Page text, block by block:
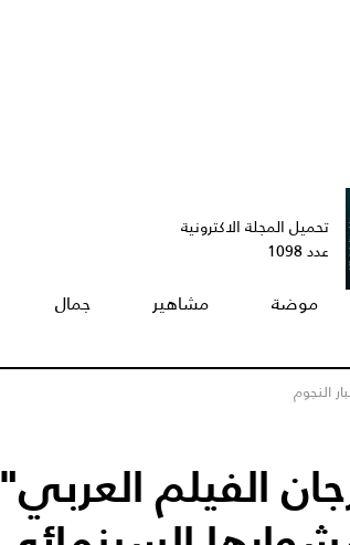
تحميل المجلة الاكترونية
عدد 1098
موضة مشاهير جمال
النجوم
الفيلم